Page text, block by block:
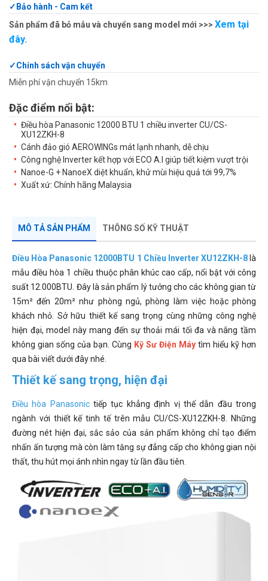
Bảo hành - Cam kết
Sản phẩm đã bỏ mẫu và chuyển sang model mới >>> Xem tại
đây.
Chính sách vận chuyển
Miễn phí vận chuyển 15km
Đặc điểm nổi bật:
Điều hòa Panasonic 12000 BTU 1 chiều inverter CU/CS-
XU12ZKH-8
Cánh đảo gió AEROWINGs mát lạnh nhanh, dễ chịu
Công nghệ Inverter kết hợp với ECO A.I giúp tiết kiệm vượt trội
Nanoe-G + NanoeX diệt khuẩn, khử mùi hiệu quả tới 99,7%
Xuất xứ: Chính hãng Malaysia
MÔ TẢ SẢN PHẨM THÔNG SỐ KỸ THUẬT
Điều Hòa Panasonic 12000BTU 1 Chiều Inverter XU12ZKH-8là
mẫu điều hòa 1 chiều thuộc phân khúc cao cấp, nổi bật với công
suất 12.000BTU. Đây là sản phẩm lý tưởng cho các không gian từ
15m² đến 20m² như phòng ngủ, phòng làm việc hoặc phòng
khách nhỏ. Sở hữu thiết kế sang trọng cùng những công nghệ
hiện đại, model này mang đến sự thoải mái tối đa và nâng tầm
không gian sống của bạn. Cùng Kỹ Sư Điện Máy tìm hiểu kỹ hơn
qua bài viết dưới đây nhé.
Thiết kế sang trọng, hiện đại
Điều hòa Panasonictiếp tục khẳng định vị thế dẫn đầu trong
ngành với thiết kế tinh tế trên mẫu CU/CS-XU12ZKH-8. Những
đường nét hiện đại, sắc sảo của sản phẩm không chỉ tạo điểm
nhấn ấn tượng mà còn làm tăng sự đẳng cấp cho không gian nội
thất, thu hút mọi ánh nhìn ngay từ lần đầu tiên.